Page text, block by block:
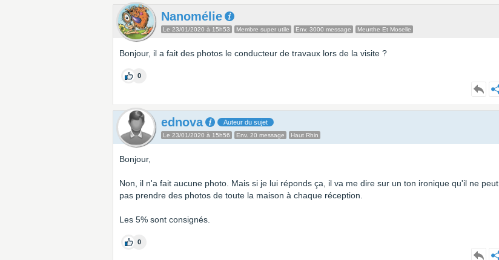
Nanomélie
Le 23/01/2020 à 15h53 Membre super utile Env. 3000 message Meurthe Et Moselle
Bonjour, il a fait des photos le conducteur de travaux lors de la visite ?
0
ednova Auteur du sujet
Le 23/01/2020 à 15h56 Env. 20 message Haut Rhin
Bonjour,
Non, il n'a fait aucune photo. Mais si je lui réponds ça, il va me dire sur un ton ironique qu'il ne peut
pas prendre des photos de toute la maison à chaque réception.
Les 5% sont consignés.
0